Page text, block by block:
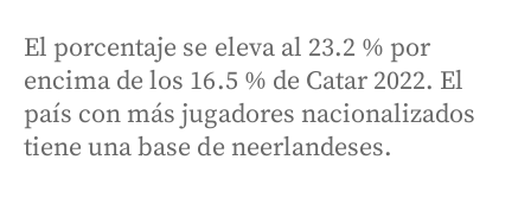
El porcentaje se eleva al 23.2 % por
encima de los 16.5 % de Catar 2022. El
país con más jugadores nacionalizados
tiene una base de neerlandeses.